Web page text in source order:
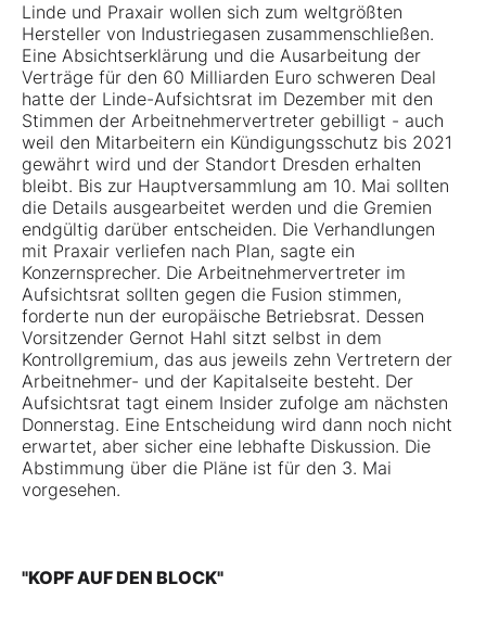
Linde und Praxair wollen sich zum weltgrößten
Hersteller von Industriegasen zusammenschließen.
Eine Absichtserklärung und die Ausarbeitung der
Verträge für den 60 Milliarden Euro schweren Deal
hatte der Linde-Aufsichtsrat im Dezember mit den
Stimmen der Arbeitnehmervertreter gebilligt - auch
weil den Mitarbeitern ein Kündigungsschutz bis 2021
gewährt wird und der Standort Dresden erhalten
bleibt. Bis zur Hauptversammlung am 10. Mai sollten
die Details ausgearbeitet werden und die Gremien
endgültig darüber entscheiden. Die Verhandlungen
mit Praxair verliefen nach Plan, sagte ein
Konzernsprecher. Die Arbeitnehmervertreter im
Aufsichtsrat sollten gegen die Fusion stimmen,
forderte nun der europäische Betriebsrat. Dessen
Vorsitzender Gernot Hahl sitzt selbst in dem
Kontrollgremium, das aus jeweils zehn Vertretern der
Arbeitnehmer- und der Kapitalseite besteht. Der
Aufsichtsrat tagt einem Insider zufolge am nächsten
Donnerstag. Eine Entscheidung wird dann noch nicht
erwartet, aber sicher eine lebhafte Diskussion. Die
Abstimmung über die Pläne ist für den 3. Mai
vorgesehen.
"KOPF AUF DEN BLOCK"